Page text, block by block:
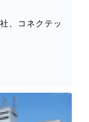
、コネクテッ